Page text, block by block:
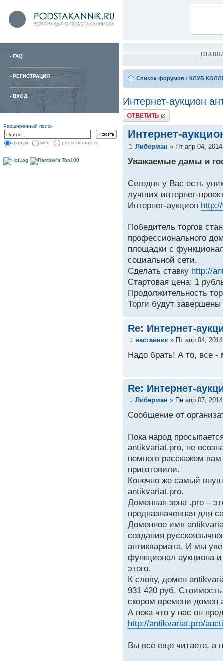
- FAQ
- РЕГИСТРАЦИЯ
- ВХОД
Расширенный поиск
форум web podstakannik.ru
Список форумов ‹ КЛУБ
Интернет-аукцион
Интернет-
Либерман » Пт апр 04,
Уважаемые дамы и
Сегодня у Вас есть
лучших интернет-
Интернет-аукцион
Победитель торгов
профессионального
площадки с
социальной сети.
Сделать ставку http://
Стартовая цена: 1
Продолжительность
Торги будут завершены
Re: Интернет-
наставник » Пт апр 04,
Надо брать! А то, все -
Re: Интернет-
Либерман » Пн апр 07,
Сообщение от
Пока народ
antikvariat.pro, не
немного расскажем
приготовили.
Конечно же самый
antikvariat.pro.
Доменная зона .pro –
предназначенная для
Доменное имя
создания
антиквариата. И мы
функционал аукциона
этого.
К слову, домен
931 420 руб.
скором времени домен
А пока что у нас он
http://antikvariat.pro/
Вы всё еще читаете, а